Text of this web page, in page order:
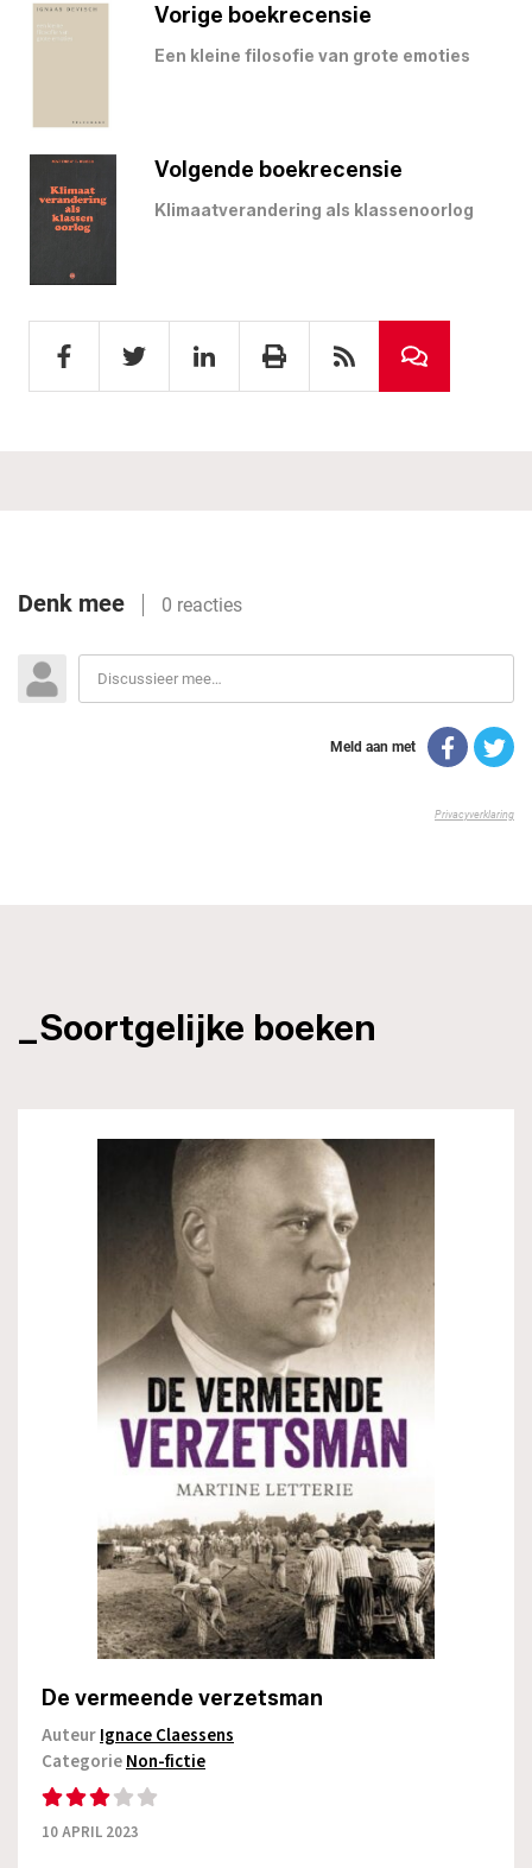
Vorige boekrecensie
Een kleine filosofie van grote emoties
Volgende boekrecensie
Klimaatverandering als klassenoorlog
_Soortgelijke boeken
De vermeende verzetsman
AuteurIgnace Claessens
CategorieNon-fictie
10 APRIL 2023